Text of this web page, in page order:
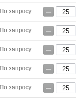
По запросу −
По запросу −
По запросу −
По запросу −
По запросу −